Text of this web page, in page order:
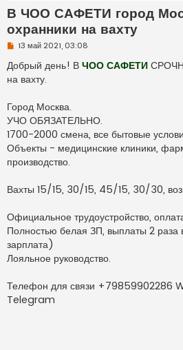
В ЧОО САФЕТИ город
охранники на вахту
Н
п
р
о
т
а
н
н
о
е
с
б
н
и
е
13 май 2021, 03:08
Добрый день! В ЧОО САФЕТИ
на вахту.
Город Москва.
УЧО ОБЯЗАТЕЛЬНО.
1700-2000 смена, все бытовые
Объекты - медицинские клиники,
производство.
Вахты 15/15, 30/15, 45/15, 30/30,
Официальное трудоустройство,
Полностью белая ЗП, выплаты 2 раза
зарплата)
Лояльное руководство.
Телефон для связи +79859902286
Telegram